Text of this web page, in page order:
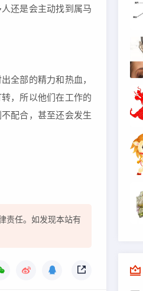
还是会主动找到属马
全部的精力和热血，
，所以他们在工作的
配合，甚至还会发生
责任。如发现本站有